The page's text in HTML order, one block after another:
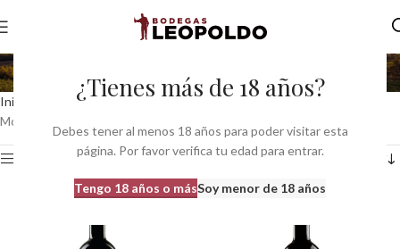
¿Tienes más de 18 años?
Debes tener al menos 18 años para poder visitar esta
página. Por favor verifica tu edad para entrar.
Tengo 18 años o másSoy menor de 18 años
Tempranillo
Inicio Variedad Principal del producto
Tempranillo
Mostrando 1–12 de 86 resultados
Ver barra lateral